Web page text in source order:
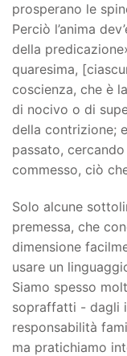
prosperano le
Perciò l’anima
della
quaresima,
coscienza, che è
di nocivo o di
della contrizione;
passato,
commesso, ciò
Solo alcune
premessa, che
dimensione
usare un
Siamo spesso
sopraffatti - dagli
responsabilità
ma pratichiamo